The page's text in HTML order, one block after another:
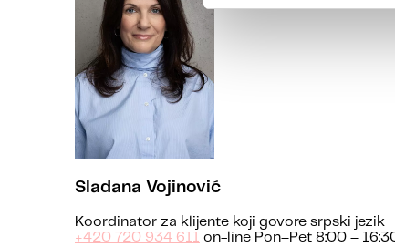
Sladana Vojinović
Koordinator za klijente koji govore srpski jezik
+420 720 934 611
on-line Pon–Pet 8:00 –